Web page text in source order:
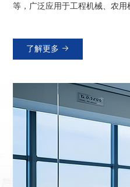
等，广泛应用于工程机械、农用
满足高精度、长寿命、低噪音、
不同客户在复杂工况下的需求。 经过多年的发展，凯之森已在国
多个国家和地区，赢得了众多
们坚持以客户为中心，提供从产
全方位服务，确保客户买的放心、使的省心。
恩、创新、超越”的企业文化，
断学习、勇于创新，强调团队
坚信，企业的成功源于每一位
了解更多